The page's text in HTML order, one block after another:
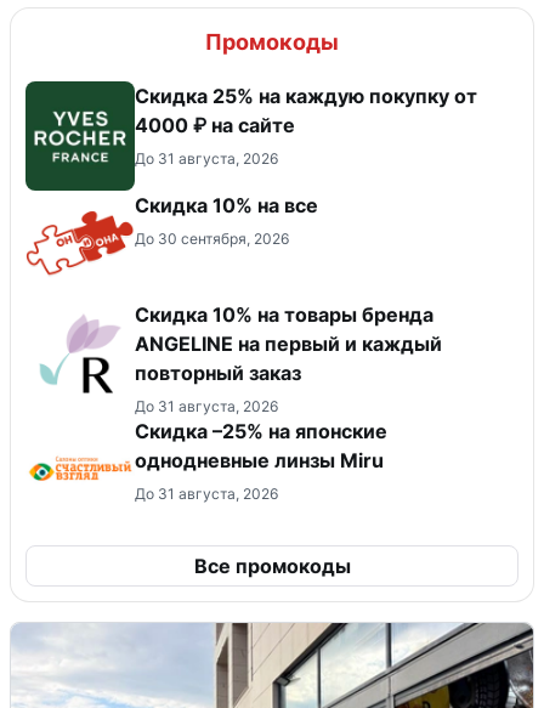
Промокоды
Скидка 25% на каждую покупку от
4000 ₽ на сайте
До 31 августа, 2026
Скидка 10% на все
До 30 сентября, 2026
Скидка 10% на товары бренда
ANGELINE на первый и каждый
повторный заказ
До 31 августа, 2026
Скидка –25% на японские
однодневные линзы Miru
До 31 августа, 2026
Все промокоды